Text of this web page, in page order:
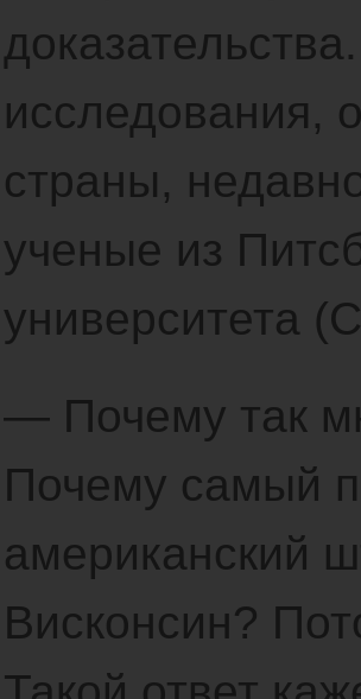
исследования,
страны,
ученые из
университета
— Почему так
Почему самый
американский
Висконсин?